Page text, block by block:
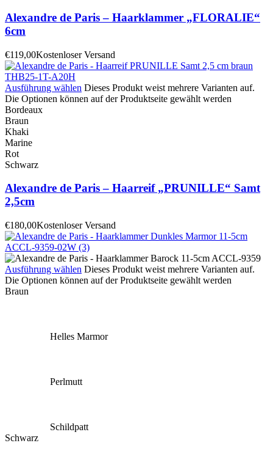
Alexandre de Paris – Haarklammer „FLORALIE“
6cm
€119,00Kostenloser Versand
Ausführung wählen Dieses Produkt weist mehrere Varianten auf.
Die Optionen können auf der Produktseite gewählt werden
Bordeaux
Braun
Khaki
Marine
Rot
Schwarz
Alexandre de Paris – Haarreif „PRUNILLE“ Samt
2,5cm
€180,00Kostenloser Versand
Ausführung wählen Dieses Produkt weist mehrere Varianten auf.
Die Optionen können auf der Produktseite gewählt werden
Braun
Helles Marmor
Perlmutt
Schildpatt
Schwarz